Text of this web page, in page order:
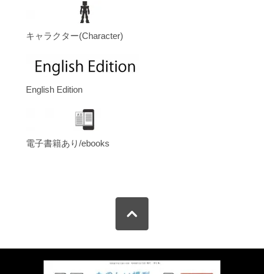
キャラクター(Character)
English Edition
電子書籍あり/ebooks